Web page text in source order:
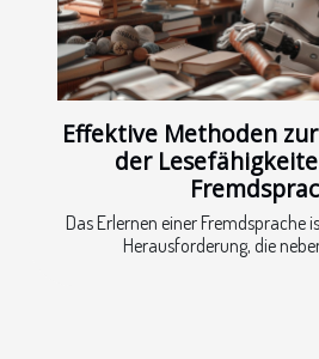
Effektive Methoden
der
Das Erlernen einer Fremdsprache
Herausforderung, die